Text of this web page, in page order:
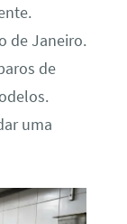
de Janeiro.
de
uma